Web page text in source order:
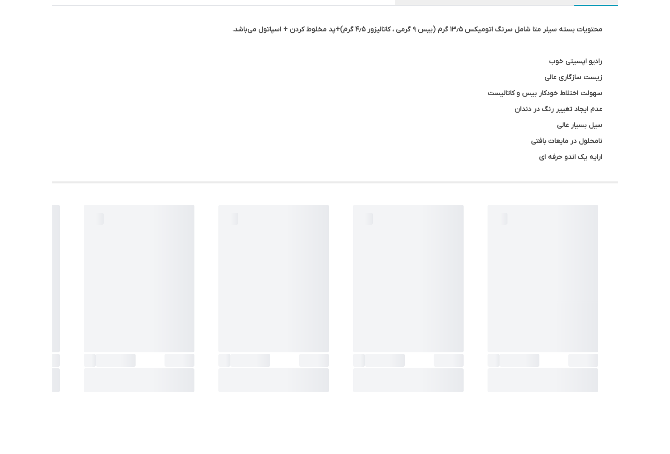
محتویات بسته سیلر متا شامل سرنگ اتومیکس ۱۳٫۵ گرم (بیس ۹ گرمی ، کاتالیزور ۴٫۵ گرم)+پد مخلوط کردن + اسپاتول می‌باشد.
رادیو اپسیتی خوب
زیست سازگاری عالی
سهولت اختلاط خودکار بیس و کاتالیست
عدم ایجاد تغییر رنگ در دندان
سیل بسیار عالی
نامحلول در مایعات بافتی
ارایه یک اندو حرفه ای